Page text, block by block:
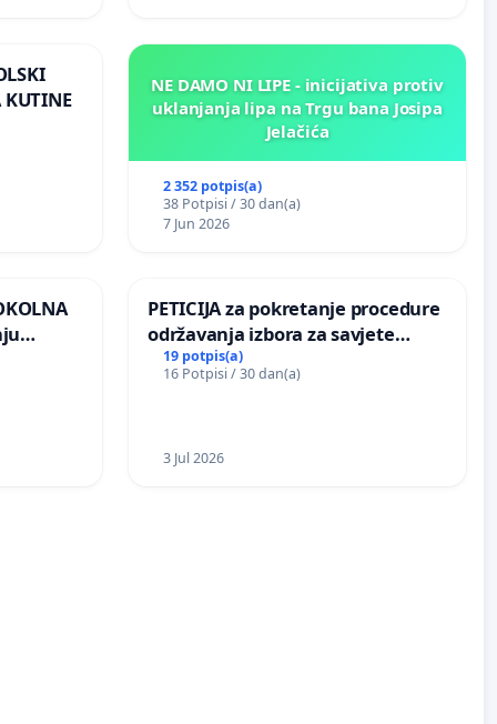
KUTINE
NE DAMO NI LIPE - inicijativa protiv
uklanjanja lipa na Trgu bana Josipa
Jelačića
2 352 potpis(a)
38 Potpisi / 30 dan(a)
7 Jun 2026
na
PETICIJA za pokretanje procedure
održavanja izbora za savjete
mjesnih zajednica u Općini
Bugojno
19 potpis(a)
16 Potpisi / 30 dan(a)
3 Jul 2026